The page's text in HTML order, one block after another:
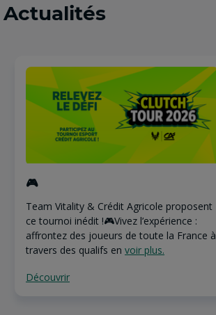
Actualités
🎮
Team Vitality & Crédit Agricole proposent
ce tournoi inédit !🎮Vivez l’expérience :
affrontez des joueurs de toute la France à
travers des qualifs en voir plus.
Découvrir